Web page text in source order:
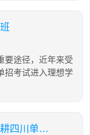
要途径，近年来受
招考试进入理想学
成都本土老牌机构——成都美思单招深耕四川单招16年，助力学生录取公办院校！